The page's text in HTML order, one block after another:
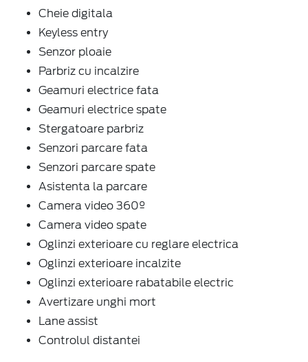
Cheie digitala
Keyless entry
Senzor ploaie
Parbriz cu incalzire
Geamuri electrice fata
Geamuri electrice spate
Stergatoare parbriz
Senzori parcare fata
Senzori parcare spate
Asistenta la parcare
Camera video 360º
Camera video spate
Oglinzi exterioare cu reglare electrica
Oglinzi exterioare incalzite
Oglinzi exterioare rabatabile electric
Avertizare unghi mort
Lane assist
Controlul distantei